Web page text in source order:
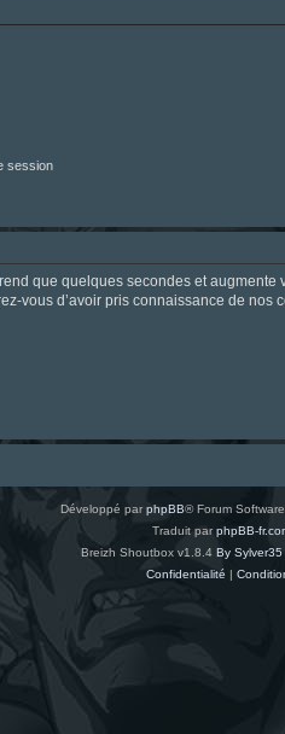
session
que quelques secondes et
vous d’avoir pris connaissance de
Développé par phpBB® Forum
Traduit parphpBB-
Breizh Shoutbox v1.8.4 By
Confidentialité |